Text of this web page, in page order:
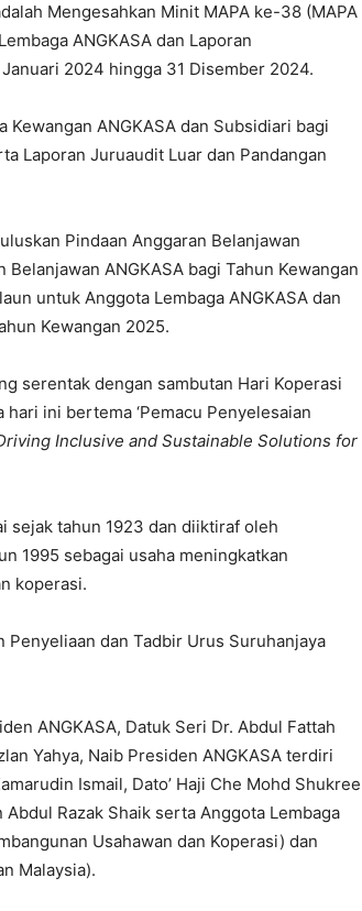
Mengesahkan Minit MAPA ke-38 (MAPA
ANGKASA dan Laporan
2024 hingga 31 Disember 2024.
ANGKASA dan Subsidiari bagi
Laporan Juruaudit Luar dan Pandangan
Pindaan Anggaran Belanjawan
ANGKASA bagi Tahun Kewangan
untuk Anggota Lembaga ANGKASA dan
Kewangan 2025.
serentak dengan sambutan Hari Koperasi
ini bertema ‘Pemacu Penyelesaian
Inclusive and Sustainable Solutions for
sejak tahun 1923 dan diiktiraf oleh
1995 sebagai usaha meningkatkan
koperasi.
Penyeliaan dan Tadbir Urus Suruhanjaya
ANGKASA, Datuk Seri Dr. Abdul Fattah
Yahya, Naib Presiden ANGKASA terdiri
Ismail, Dato’ Haji Che Mohd Shukree
Abdul Razak Shaik serta Anggota Lembaga
Usahawan dan Koperasi) dan
Malaysia).